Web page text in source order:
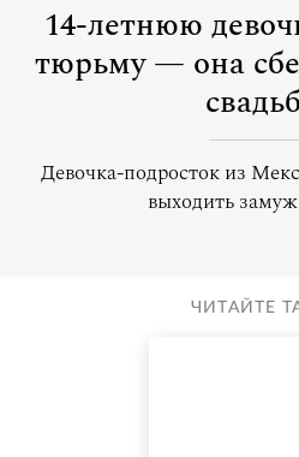
14-летнюю
тюрьму — она
Девочка-подросток из
выходить замуж
ЧИТАЙТЕ